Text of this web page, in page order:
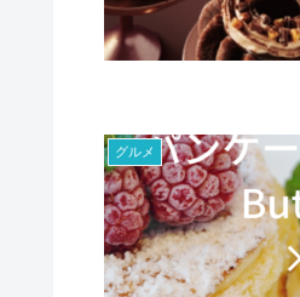
グルメ